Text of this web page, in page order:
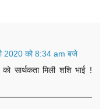
2020 को 8:34 am बजे
सार्थकता मिली शशि भाई !